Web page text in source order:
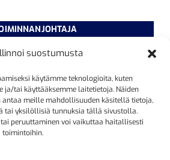
suostumusta
käytämme teknologioita, kuten
ja/tai käyttääksemme laitetietoja. Näiden
antaa meille mahdollisuuden käsitellä tietoja,
tai yksilöllisiä tunnuksia tällä sivustolla.
peruuttaminen voi vaikuttaa haitallisesti
toimintoihin.
Mäkinen
KURSSIASIAT